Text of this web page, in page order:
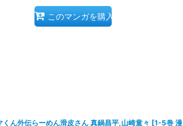
このマンガを購入
くん外伝らーめん滑皮さん 真鍋昌平,山崎童々 [1-5巻 漫